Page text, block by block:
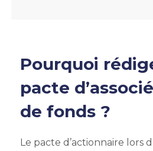
Pourquoi
pacte
de fonds ?
Le pacte d’actionnaire lors